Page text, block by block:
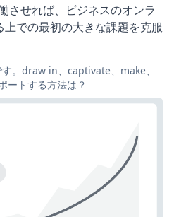
せれば、ビジネスのオンラ
での最初の大きな課題を克服
。draw in、captivate、make、
ートする方法は？